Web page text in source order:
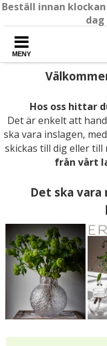
Beställ innan
MENY
Hos oss hittar
Det är enkelt att
ska vara inslagen,
skickas till dig eller till
från vårt
Det ska